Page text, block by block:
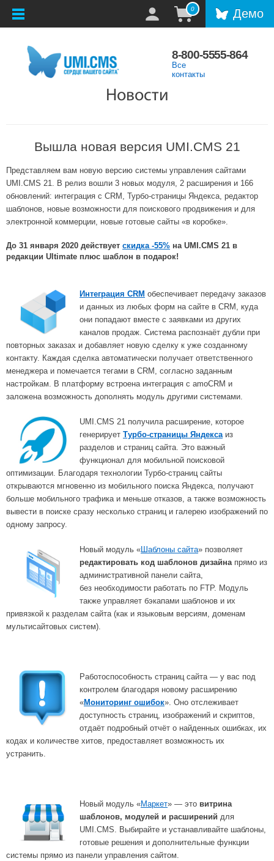
0 Демо
8-800-5555-864
Все
контакты
Новости
Вышла новая версия UMI.CMS 21
Представляем вам новую версию системы управления сайтами
UMI.CMS 21. В релиз вошли 3 новых модуля, 2 расширения и 166
обновлений: интеграция с CRM, Турбо-страницы Яндекса, редактор
шаблонов, новые возможности для поискового продвижения и для
электронной коммерции, новые готовые сайты «в коробке».
До 31 января 2020 действует скидка -55% на UMI.CMS 21 в
редакции Ultimate плюс шаблон в подарок!
Интеграция CRM обеспечивает передачу заказов
и данных из любых форм на сайте в CRM, куда
они попадают вместе с заявками из других
каналов продаж. Система распознаёт дубли при
повторных заказах и добавляет новую сделку к уже созданному
контакту. Каждая сделка автоматически получает ответственного
менеджера и помечается тегами в CRM, согласно заданным
настройкам. В платформу встроена интеграция с amoCRM и
заложена возможность дополнять модуль другими системами.
UMI.CMS 21 получила расширение, которое
генерирует Турбо-страницы Яндексаиз
разделов и страниц сайта. Это важный
функционал для мобильной поисковой
оптимизации. Благодаря технологии Турбо-страниц сайты
открываются мгновенно из мобильного поиска Яндекса, получают
больше мобильного трафика и меньше отказов, а также возможность
вывести в поиске сразу несколько страниц и галерею изображений по
одному запросу.
Новый модуль «Шаблоны сайта» позволяет
редактировать код шаблонов дизайнапрямо из
административной панели сайта,
без необходимости работать по FTP. Модуль
также управляет бэкапами шаблонов и их
привязкой к разделам сайта (как и языковым версиям, доменам
мультисайтовых систем).
Работоспособность страниц сайта ― у вас под
контролем благодаря новому расширению
«Мониторинг ошибок». Оно отслеживает
доступность страниц, изображений и скриптов,
отдаёт подробный отчёт о найденных ошибках, их
кодах и количестве хитов, предоставляет возможность их
устранить.
Новый модуль «Маркет» ― это витрина
шаблонов, модулей и расширений для
UMI.CMS. Выбирайте и устанавливайте шаблоны,
готовые решения и дополнительные функции
системы прямо из панели управления сайтом.